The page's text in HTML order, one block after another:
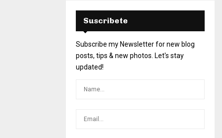
Suscribete
Subscribe my Newsletter for new blog
posts, tips & new photos. Let's stay
updated!